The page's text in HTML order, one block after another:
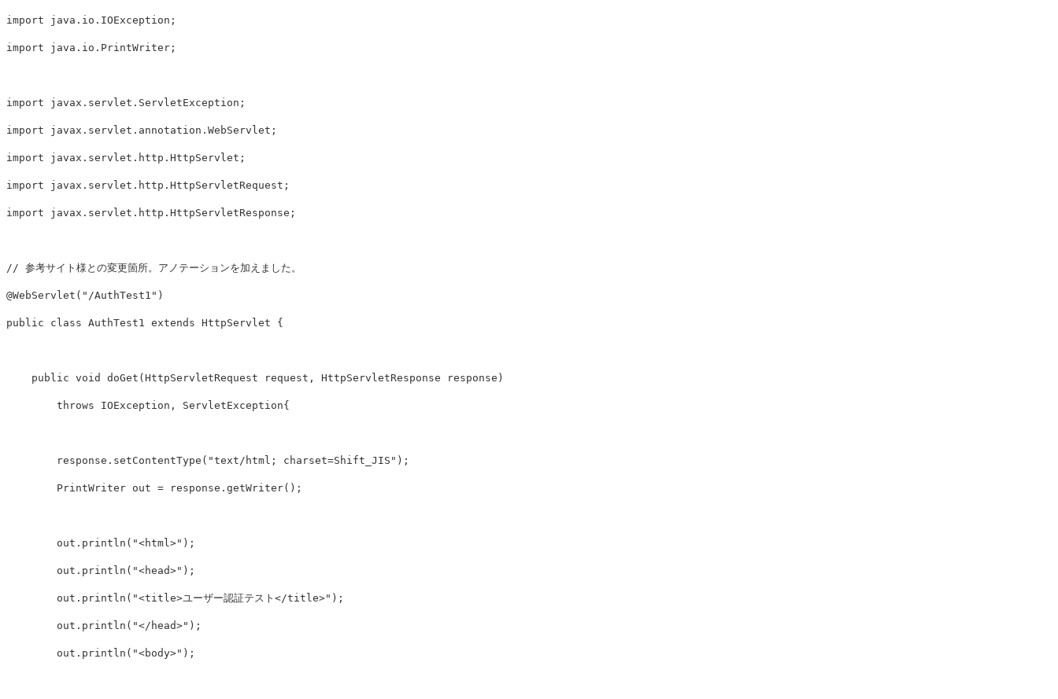
import java.io.IOException ;
import java.io.PrintWriter ;
import javax.servlet.ServletException ;
import javax.servlet.annotation.WebServlet ;
import javax.servlet.http.HttpServlet ;
import javax.servlet.http.HttpServletRequest ;
import javax.servlet.http.HttpServletResponse ;
// 参考サイト様との変更箇所。アノテーションを加えました。
@WebServlet ( "/AuthTest1" )
public class AuthTest1 extends HttpServlet {
public void doGet ( HttpServletRequest request , HttpServletResponse response )
throws IOException , ServletException{
response . setContentType ( "text/html; charset=Shift_JIS" );
PrintWriter out = response . getWriter();
out . println ( "<html>" );
out . println ( "<head>" );
out . println ( "<title>ユーザー認証テスト</title>" );
out . println ( "</head>" );
out . println ( "<body>" );